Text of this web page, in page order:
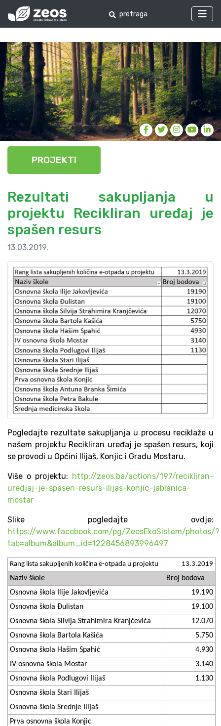
PROJEKTI
Rezultati sakupljanja u
projektu Recikliran uređaj je
spašen resurs
13.03.2019.
Pogledajte rezultate sakupljanja u procesu reciklaže u
našem projektu Recikliran uređaj je spašen resurs, koji
se provodi u Općini Ilijaš, Konjic i Gradu Mostaru.
Više o projektu: http://zeos.ba/actions/197/recikliran-
uredjaj-je-spasen-resurs-ilijas-konjic-jablanica-
mostar
Slike pogledajte ovdje:
https://www.facebook.com/pg/ZeosEkoSistem/photos/?
tab=album&album_id=1228456893996497
Rang lista sakupljenih količina e-otpada u projektu 13.3.2019
Naziv škole
Broj bodova
Osnovna škola Ilije Jakovljevića
19.190
Osnovna škola Đulistan
19.100
Osnovna škola Silvija Strahimira Kranjčevića
12.070
Osnovna škola Bartola Kašića
5.750
Osnovna škola Hašim Spahić
4.930
IV osnovna škola Mostar
3.140
Osnovna škola Podlugovi Ilijaš
1.130
Osnovna škola Stari Ilijaš
Osnovna škola Srednje Ilijaš
Prva osnovna škola Konjic